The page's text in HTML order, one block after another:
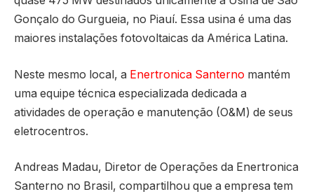
Gonçalo do Gurgueia, no Piauí. Essa usina é uma das
maiores instalações fotovoltaicas da América Latina.
Neste mesmo local, a Enertronica Santerno mantém
uma equipe técnica especializada dedicada a
atividades de operação e manutenção (O&M) de seus
eletrocentros.
Andreas Madau, Diretor de Operações da Enertronica
Santerno no Brasil, compartilhou que a empresa tem